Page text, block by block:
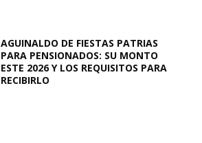
AGUINALDO DE FIESTAS PATRIAS
PARA PENSIONADOS: SU MONTO
ESTE 2026 Y LOS REQUISITOS PARA
RECIBIRLO